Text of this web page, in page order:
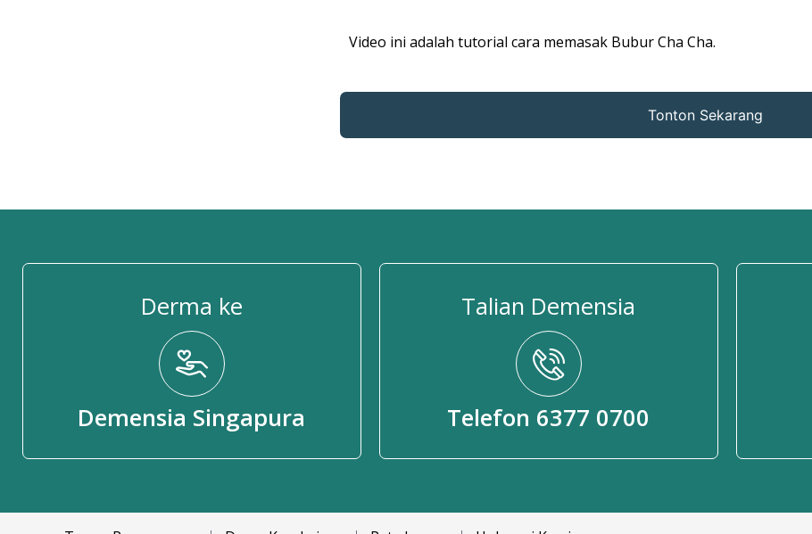
Video ini adalah tutorial cara memasak Bubur Cha Cha.
Tonton Sekarang
Derma ke
Demensia Singapura
Talian Demensia
Telefon 6377 0700